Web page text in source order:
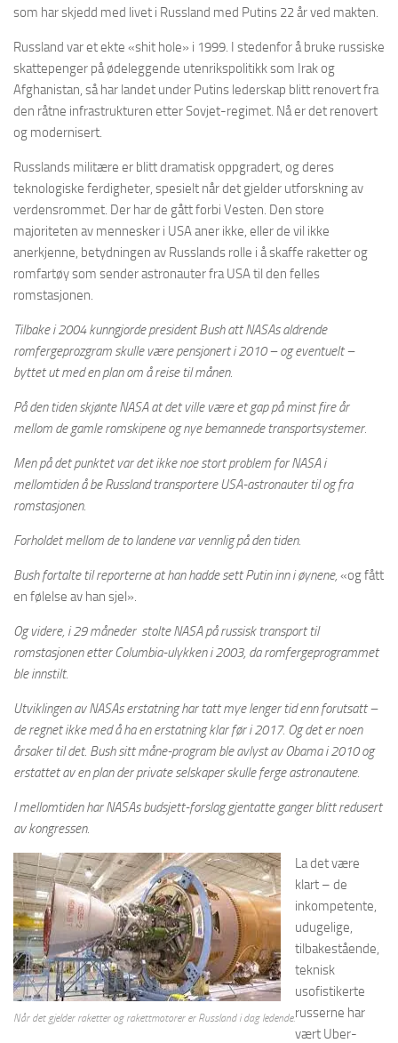
som har skjedd med livet i Russland med Putins 22 år ved makten.
Russland var et ekte «shit hole» i 1999. I stedenfor å bruke russiske
skattepenger på ødeleggende utenrikspolitikk som Irak og
Afghanistan, så har landet under Putins lederskap blitt renovert fra
den råtne infrastrukturen etter Sovjet-regimet. Nå er det renovert
og modernisert.
Russlands militære er blitt dramatisk oppgradert, og deres
teknologiske ferdigheter, spesielt når det gjelder utforskning av
verdensrommet. Der har de gått forbi Vesten. Den store
majoriteten av mennesker i USA aner ikke, eller de vil ikke
anerkjenne, betydningen av Russlands rolle i å skaffe raketter og
romfartøy som sender astronauter fra USA til den felles
romstasjonen.
Tilbake i 2004 kunngjorde president Bush att NASAs aldrende
romfergeprozgram skulle være pensjonert i 2010 – og eventuelt –
byttet ut med en plan om å reise til månen.
På den tiden skjønte NASA at det ville være et gap på minst fire år
mellom de gamle romskipene og nye bemannede transportsystemer.
Men på det punktet var det ikke noe stort problem for NASA i
mellomtiden å be Russland transportere USA-astronauter til og fra
romstasjonen.
Forholdet mellom de to landene var vennlig på den tiden.
Bush fortalte til reporterne at han hadde sett Putin inn i øynene, «og fått
en følelse av han sjel».
Og videre, i 29 måneder stolte NASA på russisk transport til
romstasjonen etter Columbia-ulykken i 2003, da romfergeprogrammet
ble innstilt.
Utviklingen av NASAs erstatning har tatt mye lenger tid enn forutsatt –
de regnet ikke med å ha en erstatning klar før i 2017. Og det er noen
årsaker til det. Bush sitt måne-program ble avlyst av Obama i 2010 og
erstattet av en plan der private selskaper skulle ferge astronautene.
I mellomtiden har NASAs budsjett-forslag gjentatte ganger blitt redusert
av kongressen.
Når det gjelder raketter og rakettmotorer er Russland i dag ledende.
La det være
klart – de
inkompetente,
udugelige,
tilbakestående,
teknisk
usofistikerte
russerne har
vært Uber-